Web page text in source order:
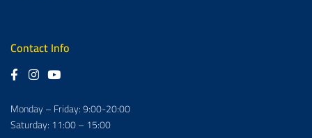
Contact Info
Monday – Friday: 9:00-20:00
Saturday: 11:00 – 15:00